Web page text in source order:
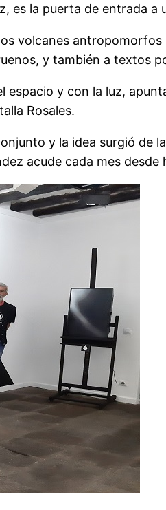
es la puerta de entrada
volcanes
y también a textos
espacio y con la luz,
Rosales.
y la idea surgió de
acude cada mes